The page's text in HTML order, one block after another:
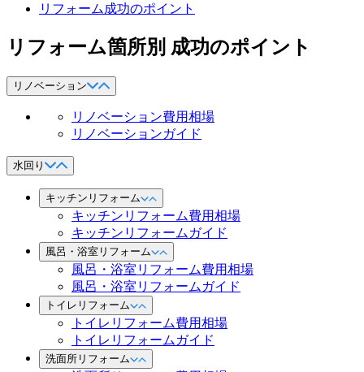
リフォーム成功のポイント
リフォーム箇所別 成功のポイント
リノベーション
リノベーション費用相場
リノベーションガイド
水回り
キッチンリフォーム
キッチンリフォーム費用相場
キッチンリフォームガイド
風呂・浴室リフォーム
風呂・浴室リフォーム費用相場
風呂・浴室リフォームガイド
トイレリフォーム
トイレリフォーム費用相場
トイレリフォームガイド
洗面所リフォーム